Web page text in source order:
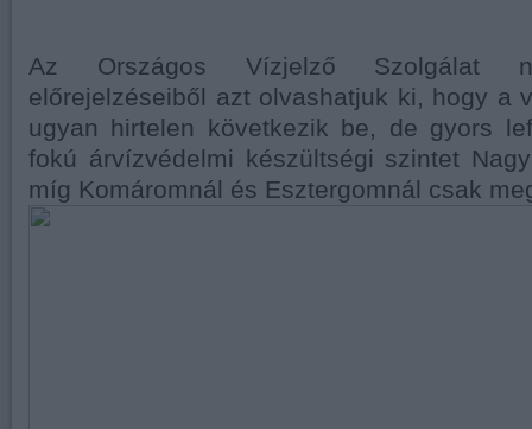
Az Országos Vízjelző Szolgálat
előrejelzéseiből azt olvashatjuk ki, hogy a
ugyan hirtelen következik be, de gyors
fokú árvízvédelmi készültségi szintet
míg Komáromnál és Esztergomnál csak